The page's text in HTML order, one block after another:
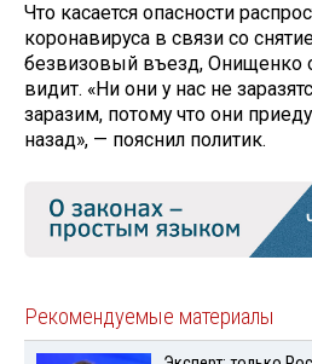
Что касается опасности
коронавируса в связи со
безвизовый въезд, Онищенко
видит. «Ни они у нас не
заразим, потому что они
назад», — пояснил политик.
Рекомендуемые материалы